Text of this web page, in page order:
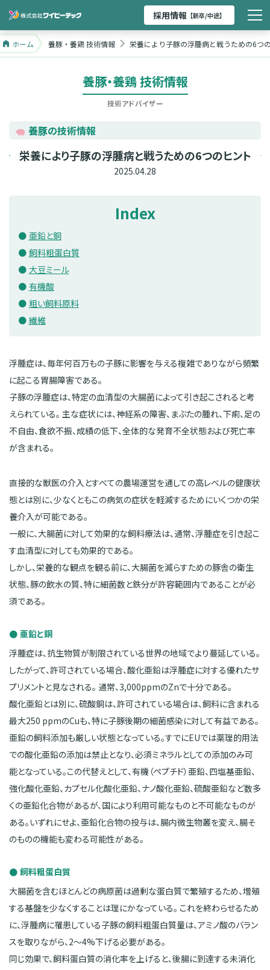
採用情報 【新卒/中途】
ホーム 養豚・養鶏 技術情報 栄養により子豚の浮腫病と戦うための6つ
養豚・養鶏 技術情報
技術アドバイザー
養豚の技術情報
栄養により子豚の浮腫病と戦うための6つのヒント
2025.04.28
Index
亜鉛と銅
飼料粗蛋白質
大豆ミール
有機酸
粗い飼料原料
繊維
浮腫症は、毎年何百万もの子豚に影響を与える複雑でありながら頻繁
に起こる胃腸障害である。
子豚の浮腫症は、特定の血清型の大腸菌によって引き起こされると考
えられている。 主な症状には、神経系の障害、まぶたの腫れ、下痢、足の
不自由、食欲不振、成績の低下、全体的な発育不全状態および死亡率
が含まれる。
直接的な獣医の介入とすべての農場運営を通しての高レベルの健康状
態とは別に、少なくともこの病気の症状を軽減するためにいくつかの栄
養介入が可能である。
一般に、大腸菌に対して効果的な飼料療法は、通常、浮腫症を引き起こ
す血清型に対しても効果的である。
しかし、栄養的な観点を観る前に、大腸菌を減らすための豚舎の衛生
状態、豚の飲水の質、特に細菌数と鉄分が許容範囲内であることが必
須である。
亜鉛と銅
浮腫症は、抗生物質が制限されている世界の地域でより蔓延している。
したがって、許可されている場合、酸化亜鉛は浮腫症に対する優れたサ
プリメントと見なされる。 通常、3,000ppmのZnで十分である。
酸化亜鉛とは別に、硫酸銅は、許可されている場合は、飼料に含まれる
最大250 ppmのCuも、特に子豚後期の細菌感染に対して有益である。
亜鉛の飼料添加も厳しい状態となっている。すでにEUでは薬理的用法
での酸化亜鉛の添加は禁止となり、必須ミネラルとしての添加のみ可
能となっている。この代替えとして、有機（ペプチド）亜鉛、四塩基亜鉛、
強化酸化亜鉛、カプセル化酸化亜鉛、ナノ酸化亜鉛、硫酸亜鉛など数多
くの亜鉛化合物があるが、国により利用可能なものと不可能なものが
ある。いずれにせよ、亜鉛化合物の投与は、腸内微生物叢を変え、腸そ
のものの機能も変わる可能性がある。
飼料粗蛋白質
大腸菌を含むほとんどの病原菌は過剰な蛋白質で繁殖するため、増殖
する基盤を少なくすることは理にかなっている。 これを終わらせるため
に、浮腫病に罹患している子豚の飼料粗蛋白質量は、アミノ酸のバラン
スを取りながら、2〜4%下げる必要がある。
同じ効果で、飼料蛋白質の消化率を上げると、後腸に到達する未消化